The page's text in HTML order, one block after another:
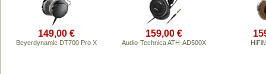
149,00 €
Beyerdynamic DT700 Pro X
159,00 €
Audio-Technica ATH-AD500X